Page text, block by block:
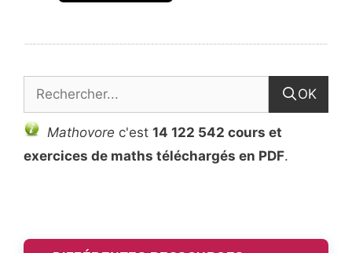
OK
Mathovore c'est 14 122 542 cours et
exercices de maths téléchargés en PDF.